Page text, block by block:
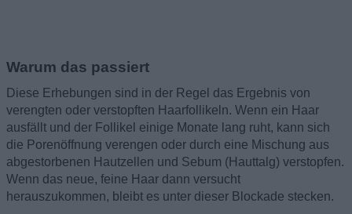
Warum das passiert
Diese Erhebungen sind in der Regel das Ergebnis von
verengten oder verstopften Haarfollikeln. Wenn ein Haar
ausfällt und der Follikel einige Monate lang ruht, kann sich
die Porenöffnung verengen oder durch eine Mischung aus
abgestorbenen Hautzellen und Sebum (Hauttalg) verstopfen.
Wenn das neue, feine Haar dann versucht
herauszukommen, bleibt es unter dieser Blockade stecken.